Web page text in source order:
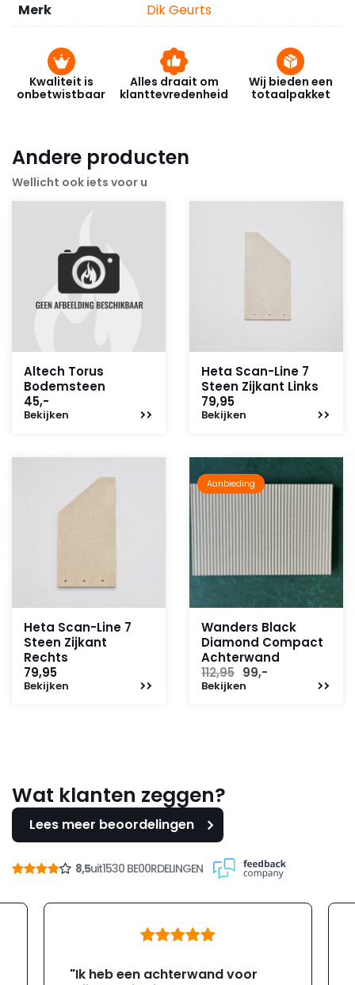
Merk Dik Geurts
Kwaliteit is
onbetwistbaar
Alles draait om
klanttevredenheid
Wij bieden een
totaalpakket
Andere producten
Wellicht ook iets voor u
Altech Torus
Bodemsteen
45,-
Bekijken
Heta Scan-Line 7
Steen Zijkant Links
79,95
Bekijken
Heta Scan-Line 7
Steen Zijkant
Rechts
79,95
Bekijken
Aanbieding
Wanders Black
Diamond Compact
Achterwand
112,95 Oorspronkelijke
prijs
99,-
Bekijken
Wat klanten zeggen?
Lees meer beoordelingen
8,5uit1530 BE00RDELINGEN
"Ik heb een achterwand voor